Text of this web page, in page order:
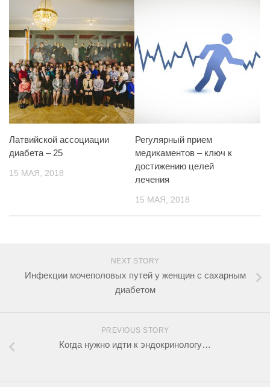
Латвийской ассоциации
диабета – 25
15 МАЯ, 2018
Регулярный прием
медикаментов – ключ к
достижению целей
лечения
15 МАЯ, 2018
NEXT STORY
Инфекции мочеполовых путей у женщин с сахарным
диабетом
PREVIOUS STORY
Когда нужно идти к эндокринологу…